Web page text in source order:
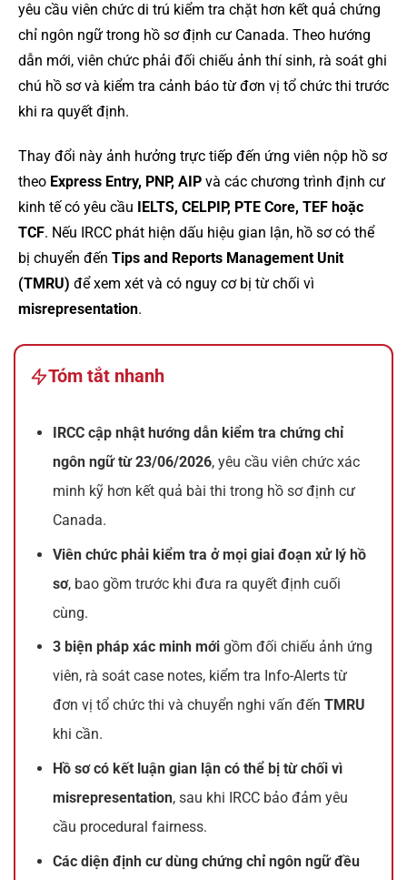
yêu cầu viên chức di trú kiểm tra chặt hơn kết quả chứng
chỉ ngôn ngữ trong hồ sơ định cư Canada. Theo hướng
dẫn mới, viên chức phải đối chiếu ảnh thí sinh, rà soát ghi
chú hồ sơ và kiểm tra cảnh báo từ đơn vị tổ chức thi trước
khi ra quyết định.
Thay đổi này ảnh hưởng trực tiếp đến ứng viên nộp hồ sơ
theo Express Entry, PNP, AIP và các chương trình định cư
kinh tế có yêu cầu IELTS, CELPIP, PTE Core, TEF hoặc
TCF. Nếu IRCC phát hiện dấu hiệu gian lận, hồ sơ có thể
bị chuyển đến Tips and Reports Management Unit
(TMRU) để xem xét và có nguy cơ bị từ chối vì
misrepresentation.
Tóm tắt nhanh
IRCC cập nhật hướng dẫn kiểm tra chứng chỉ
ngôn ngữ từ 23/06/2026, yêu cầu viên chức xác
minh kỹ hơn kết quả bài thi trong hồ sơ định cư
Canada.
Viên chức phải kiểm tra ở mọi giai đoạn xử lý hồ
sơ, bao gồm trước khi đưa ra quyết định cuối
cùng.
3 biện pháp xác minh mới gồm đối chiếu ảnh ứng
viên, rà soát case notes, kiểm tra Info-Alerts từ
đơn vị tổ chức thi và chuyển nghi vấn đếnTMRU
khi cần.
Hồ sơ có kết luận gian lận có thể bị từ chối vì
misrepresentation, sau khi IRCC bảo đảm yêu
cầu procedural fairness.
Các diện định cư dùng chứng chỉ ngôn ngữ đều